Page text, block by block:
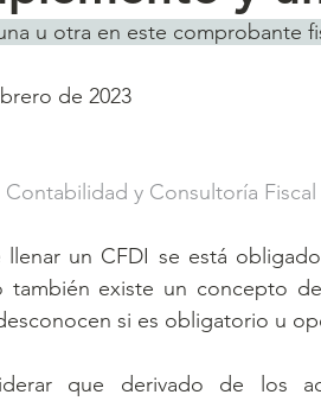
u otra en este comprobante
de 2023
y Consultoría
un CFDI se está
también existe un concepto
si es obligatorio u
que derivado de los